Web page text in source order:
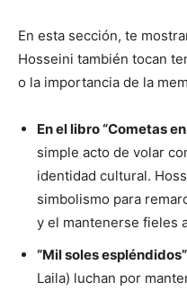
En esta sección, te
Hosseini también tocan
o la importancia de la
En el libro “Cometas
simple acto de volar
identidad cultural.
simbolismo para
y el mantenerse fieles
“Mil soles espléndidos”
Laila) luchan por